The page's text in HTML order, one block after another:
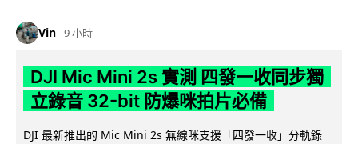
Vin 9 小時
DJI Mic Mini 2s 實測 四發一收同步獨
立錄音 32-bit 防爆咪拍片必備
DJI 最新推出的 Mic Mini 2s 無線咪支援「四發一收」分軌錄